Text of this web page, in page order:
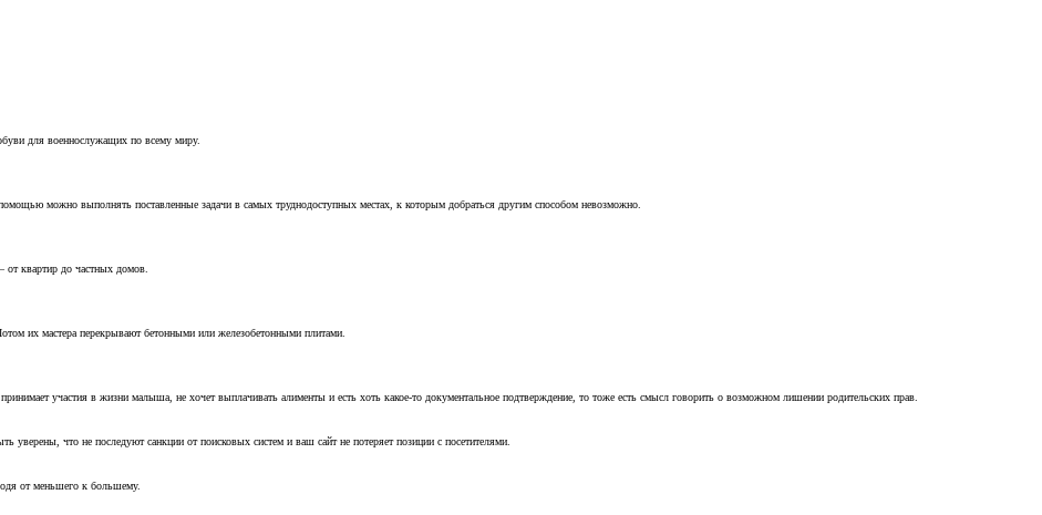
для военнослужащих по всему миру.
можно выполнять поставленные задачи в самых труднодоступных местах, к которым добраться другим способом невозможно.
от квартир до частных домов.
их мастера перекрывают бетонными или железобетонными плитами.
участия в жизни малыша, не хочет выплачивать алименты и есть хоть какое-то документальное подтверждение, то тоже есть смысл говорить о возможном лишении родительских прав.
что не последуют санкции от поисковых систем и ваш сайт не потеряет позиции с посетителями.
от меньшего к большему.